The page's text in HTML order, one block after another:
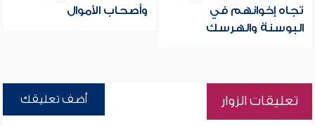
تجاه إخوانهم في
البوسنة والهرسك
وأصحاب الأموال
تعليقات الزوار أضف تعليقك